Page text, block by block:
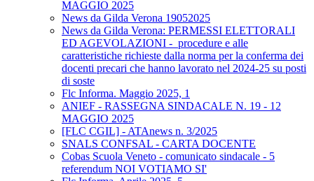
MAGGIO 2025
News da Gilda Verona 19052025
News da Gilda Verona: PERMESSI ELETTORALI
ED AGEVOLAZIONI - procedure e alle
caratteristiche richieste dalla norma per la conferma dei
docenti precari che hanno lavorato nel 2024-25 su posti
di soste
Flc Informa. Maggio 2025, 1
ANIEF - RASSEGNA SINDACALE N. 19 - 12
MAGGIO 2025
[FLC CGIL] - ATAnews n. 3/2025
SNALS CONFSAL - CARTA DOCENTE
Cobas Scuola Veneto - comunicato sindacale - 5
referendum NOI VOTIAMO SI'